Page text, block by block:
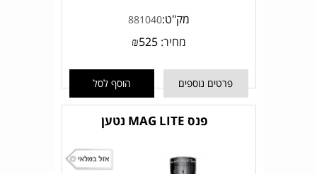
מק"ט:881040
מחיר: ₪525
פרטים נוספים הוסף לסל
פנס MAG LITE נטען